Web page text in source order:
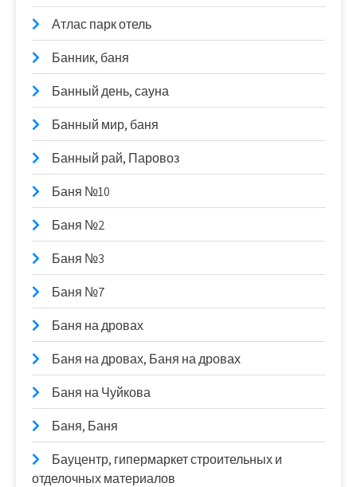
Атлас парк отель
Банник, баня
Банный день, сауна
Банный мир, баня
Банный рай, Паровоз
Баня №10
Баня №2
Баня №3
Баня №7
Баня на дровах
Баня на дровах, Баня на дровах
Баня на Чуйкова
Баня, Баня
Бауцентр, гипермаркет строительных и
отделочных материалов